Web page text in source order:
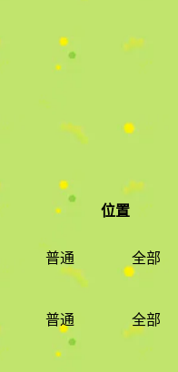
位置
普通 全部
普通 全部